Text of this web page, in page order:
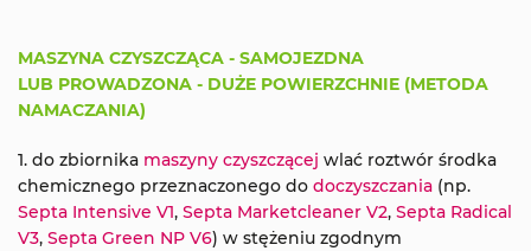
MASZYNA CZYSZCZĄCA - SAMOJEZDNA
LUB PROWADZONA - DUŻE POWIERZCHNIE (METODA
NAMACZANIA)
1. do zbiornika maszyny czyszczącej wlać roztwór środka
chemicznego przeznaczonego do doczyszczania (np.
Septa Intensive V1, Septa Marketcleaner V2, Septa Radical
V3, Septa Green NP V6) w stężeniu zgodnym